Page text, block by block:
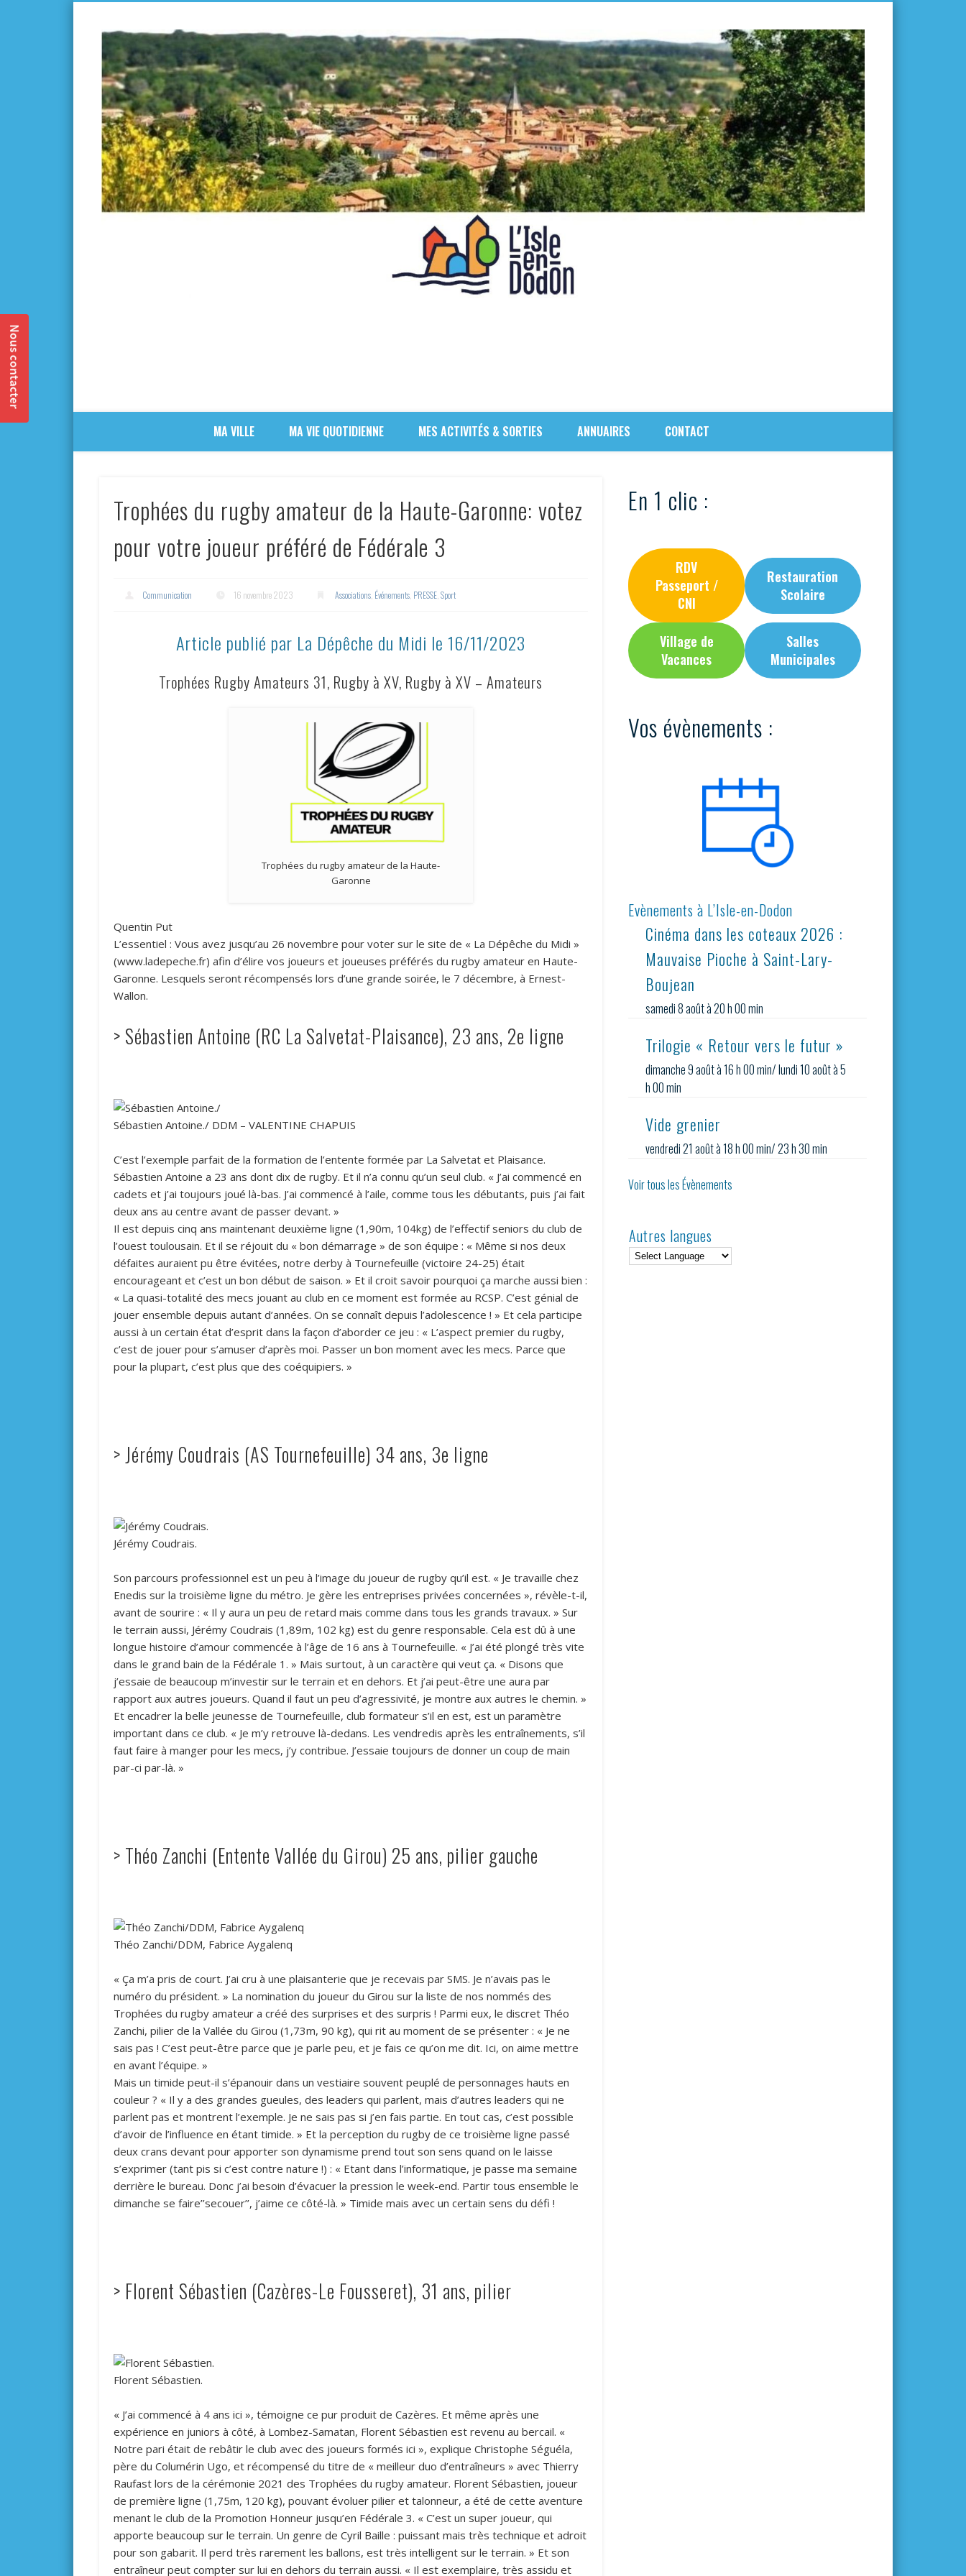
MA VILLE MA VIE QUOTIDIENNE MES ACTIVITÉS & SORTIES ANNUAIRES CONTACT
Trophées du rugby amateur de la Haute-Garonne: votez
pour votre joueur préféré de Fédérale 3
Communication 16 novembre 2023 Associations Événements PRESSE ,Sport
Article publié par La Dépêche du Midi le 16/11/2023
Trophées Rugby Amateurs 31, Rugby à XV, Rugby à XV – Amateurs
Trophées du rugby amateur de la Haute-
Garonne
Quentin Put
L’essentiel :Vous avez jusqu’au 26 novembre pour voter sur le site de « La Dépêche du Midi »
(www.ladepeche.fr) afin d’élire vos joueurs et joueuses préférés du rugby amateur en Haute-
Garonne. Lesquels seront récompensés lors d’une grande soirée, le 7 décembre, à Ernest-
Wallon.
> Sébastien Antoine (RC La Salvetat-Plaisance), 23 ans, 2e ligne
Sébastien Antoine./ DDM – VALENTINE CHAPUIS
C’est l’exemple parfait de la formation de l’entente formée par La Salvetat et Plaisance.
Sébastien Antoine a 23 ans dont dix de rugby. Et il n’a connu qu’un seul club. « J’ai commencé en
cadets et j’ai toujours joué là-bas. J’ai commencé à l’aile, comme tous les débutants, puis j’ai fait
deux ans au centre avant de passer devant. »
Il est depuis cinq ans maintenant deuxième ligne (1,90m, 104kg) de l’effectif seniors du club de
l’ouest toulousain. Et il se réjouit du « bon démarrage » de son équipe : « Même si nos deux
défaites auraient pu être évitées, notre derby à Tournefeuille (victoire 24-25) était
encourageant et c’est un bon début de saison. » Et il croit savoir pourquoi ça marche aussi bien :
« La quasi-totalité des mecs jouant au club en ce moment est formée au RCSP. C’est génial de
jouer ensemble depuis autant d’années. On se connaît depuis l’adolescence ! » Et cela participe
aussi à un certain état d’esprit dans la façon d’aborder ce jeu : « L’aspect premier du rugby,
c’est de jouer pour s’amuser d’après moi. Passer un bon moment avec les mecs. Parce que
pour la plupart, c’est plus que des coéquipiers. »
> Jérémy Coudrais (AS Tournefeuille) 34 ans, 3e ligne
Jérémy Coudrais.
Son parcours professionnel est un peu à l’image du joueur de rugby qu’il est. « Je travaille chez
Enedis sur la troisième ligne du métro. Je gère les entreprises privées concernées », révèle-t-il,
avant de sourire : « Il y aura un peu de retard mais comme dans tous les grands travaux. » Sur
le terrain aussi, Jérémy Coudrais (1,89m, 102 kg) est du genre responsable. Cela est dû à une
longue histoire d’amour commencée à l’âge de 16 ans à Tournefeuille. « J’ai été plongé très vite
dans le grand bain de la Fédérale 1. » Mais surtout, à un caractère qui veut ça. « Disons que
j’essaie de beaucoup m’investir sur le terrain et en dehors. Et j’ai peut-être une aura par
rapport aux autres joueurs. Quand il faut un peu d’agressivité, je montre aux autres le chemin. »
Et encadrer la belle jeunesse de Tournefeuille, club formateur s’il en est, est un paramètre
important dans ce club. « Je m’y retrouve là-dedans. Les vendredis après les entraînements, s’il
faut faire à manger pour les mecs, j’y contribue. J’essaie toujours de donner un coup de main
par-ci par-là. »
> Théo Zanchi (Entente Vallée du Girou) 25 ans, pilier gauche
Théo Zanchi/DDM, Fabrice Aygalenq
« Ça m’a pris de court. J’ai cru à une plaisanterie que je recevais par SMS. Je n’avais pas le
numéro du président. » La nomination du joueur du Girou sur la liste de nos nommés des
Trophées du rugby amateur a créé des surprises et des surpris ! Parmi eux, le discret Théo
Zanchi, pilier de la Vallée du Girou (1,73m, 90 kg), qui rit au moment de se présenter : « Je ne
sais pas ! C’est peut-être parce que je parle peu, et je fais ce qu’on me dit. Ici, on aime mettre
en avant l’équipe. »
Mais un timide peut-il s’épanouir dans un vestiaire souvent peuplé de personnages hauts en
couleur ? « Il y a des grandes gueules, des leaders qui parlent, mais d’autres leaders qui ne
parlent pas et montrent l’exemple. Je ne sais pas si j’en fais partie. En tout cas, c’est possible
d’avoir de l’influence en étant timide. » Et la perception du rugby de ce troisième ligne passé
deux crans devant pour apporter son dynamisme prend tout son sens quand on le laisse
s’exprimer (tant pis si c’est contre nature !) : « Etant dans l’informatique, je passe ma semaine
derrière le bureau. Donc j’ai besoin d’évacuer la pression le week-end. Partir tous ensemble le
dimanche se faire’’secouer’’, j’aime ce côté-là. » Timide mais avec un certain sens du défi !
> Florent Sébastien (Cazères-Le Fousseret), 31 ans, pilier
Florent Sébastien.
« J’ai commencé à 4 ans ici », témoigne ce pur produit de Cazères. Et même après une
expérience en juniors à côté, à Lombez-Samatan, Florent Sébastien est revenu au bercail. «
Notre pari était de rebâtir le club avec des joueurs formés ici », explique Christophe Séguéla,
père du Columérin Ugo, et récompensé du titre de « meilleur duo d’entraîneurs » avec Thierry
Raufast lors de la cérémonie 2021 des Trophées du rugby amateur. Florent Sébastien, joueur
de première ligne (1,75m, 120 kg), pouvant évoluer pilier et talonneur, a été de cette aventure
menant le club de la Promotion Honneur jusqu’en Fédérale 3. « C’est un super joueur, qui
apporte beaucoup sur le terrain. Un genre de Cyril Baille : puissant mais très technique et adroit
pour son gabarit. Il perd très rarement les ballons, est très intelligent sur le terrain. » Et son
entraîneur peut compter sur lui en dehors du terrain aussi. « Il est exemplaire, très assidu et
En 1 clic :
RDV
Passeport /
CNI
Restauration
Scolaire
Village de
Vacances
Salles
Municipales
Vos évènements :
Evènements à L’Isle-en-Dodon
Cinéma dans les coteaux 2026 :
Mauvaise Pioche à Saint-Lary-
Boujean
samedi 8 août à 20 h 00 min
Trilogie « Retour vers le futur »
dimanche 9 août à 16 h 00 min/lundi 10 août à 5
h 00 min
Vide grenier
vendredi 21 août à 18 h 00 min/23 h 30 min
Voir tous les Évènements
Autres langues